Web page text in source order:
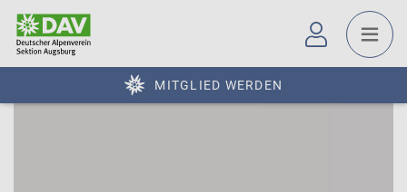
MITGLIED WERDEN